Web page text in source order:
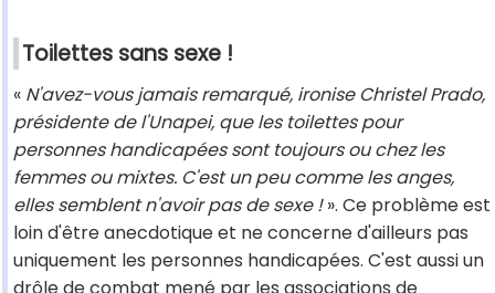
Toilettes sans sexe !
« N'avez-vous jamais remarqué, ironise Christel Prado,
présidente de l'Unapei, que les toilettes pour
personnes handicapées sont toujours ou chez les
femmes ou mixtes. C'est un peu comme les anges,
elles semblent n'avoir pas de sexe !». Ce problème est
loin d'être anecdotique et ne concerne d'ailleurs pas
uniquement les personnes handicapées. C'est aussi un